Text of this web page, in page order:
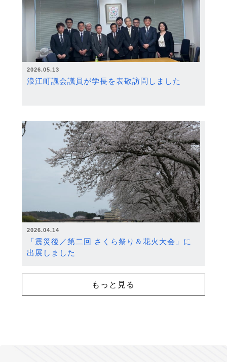
2026.05.13
浪江町議会議員が学長を表敬訪問しました
2026.04.14
「震災後／第二回 さくら祭り＆花火大会」に
出展しました
もっと見る